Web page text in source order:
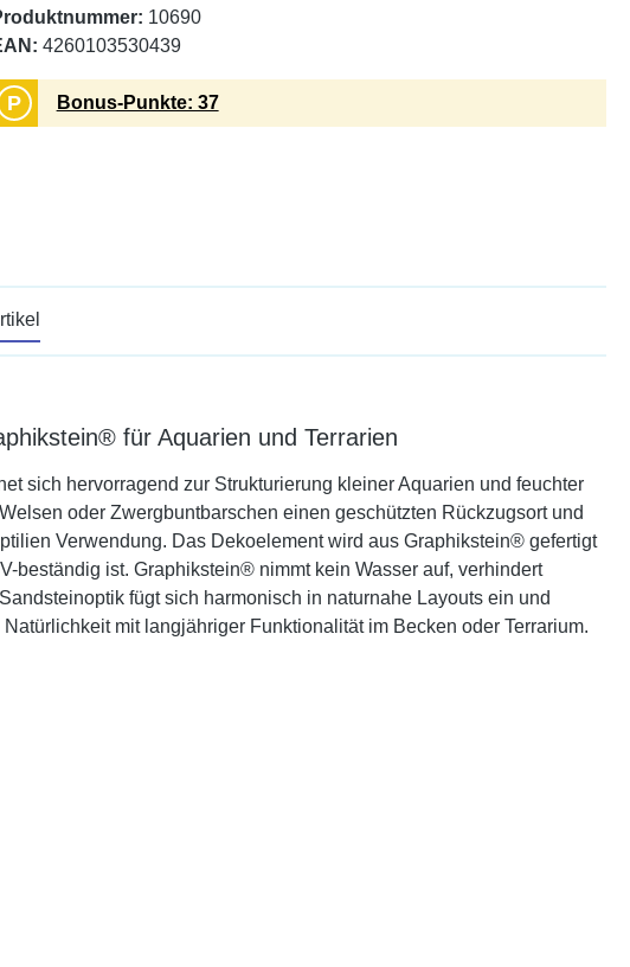
10690
4260103530439
P Bonus-Punkte: 37
für Aquarien und Terrarien
sich hervorragend zur Strukturierung kleiner Aquarien und feuchter
oder Zwergbuntbarschen einen geschützten Rückzugsort und
Verwendung. Das Dekoelement wird aus Graphikstein® gefertigt
beständig ist. Graphikstein® nimmt kein Wasser auf, verhindert
fügt sich harmonisch in naturnahe Layouts ein und
mit langjähriger Funktionalität im Becken oder Terrarium.